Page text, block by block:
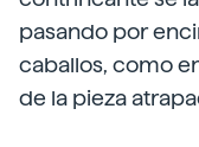
pasando por
caballos, como
de la pieza